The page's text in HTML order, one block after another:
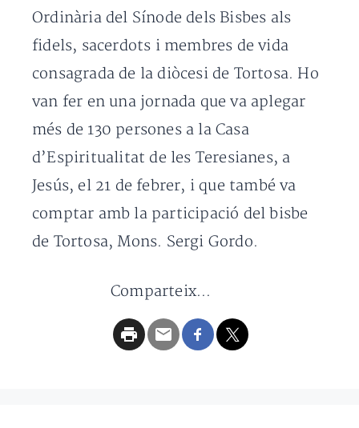
Ordinària del Sínode dels Bisbes als
fidels, sacerdots i membres de vida
consagrada de la diòcesi de Tortosa. Ho
van fer en una jornada que va aplegar
més de 130 persones a la Casa
d’Espiritualitat de les Teresianes, a
Jesús, el 21 de febrer, i que també va
comptar amb la participació del bisbe
de Tortosa, Mons. Sergi Gordo.
Comparteix...